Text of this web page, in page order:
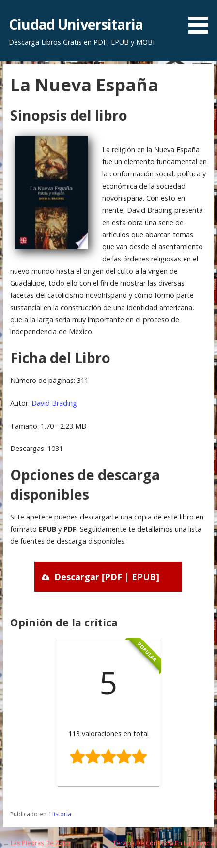
r
a
l
c
o
n
e
n
i
d
o
Ciudad Universitaria
Descarga Libros Gratis en PDF, EPUB y MOBI
La Nueva España
Sinopsis del libro
La religión en la Nueva España
fue un elemento fundamental en
la conformación social, política y
económica de la sociedad
novohispana. Con esto en
mente, David Brading presenta
en esta obra una serie de
artículos que abarcan temas
que van desde el asentamiento
de las órdenes religiosas en el
nuevo mundo hasta el origen del culto a la virgen de
Guadalupe, todo ello con el fin de mostrar las diversas
facetas del catolicismo novohispano y cómo formó parte
sustancial en la construcción de una identidad americana,
que a la larga sería muy importante en el proceso de
independencia de México.
Ficha del Libro
Número de páginas: 311
Autor: David Brading
Tamaño: 1.70 - 2.23 MB
Descargas: 1031
Opciones de descarga
disponibles
Si te apetece puedes descargarte una copia de este libro en
formato EPUBy PDF. Seguidamente te detallamos una lista
de fuentes de descarga disponibles:
Descargar [PDF | EPUB]
Opinión de la crítica
POPULAR
5
113 valoraciones en total
Publicado en: Historia
← Las Piedras De Zaba
Terapia De Conducta En La Infancia